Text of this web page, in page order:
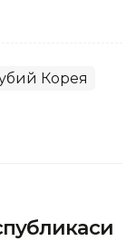
Корея